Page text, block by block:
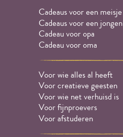
Cadeaus voor een meisje
Cadeaus voor een jongen
Cadeau voor opa
Cadeau voor oma
Voor wie alles al heeft
Voor creatieve geesten
Voor wie net verhuisd is
Voor fijnproevers
Voor afstuderen